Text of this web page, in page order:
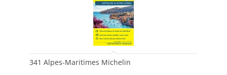
341 Alpes-Maritimes Michelin